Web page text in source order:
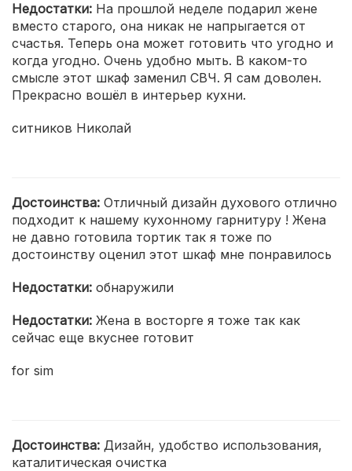
Недостатки: На прошлой неделе подарил жене
вместо старого, она никак не напрыгается от
счастья. Теперь она может готовить что угодно и
когда угодно. Очень удобно мыть. В каком-то
смысле этот шкаф заменил СВЧ. Я сам доволен.
Прекрасно вошёл в интерьер кухни.
ситников Николай
Достоинства: Отличный дизайн духового отлично
подходит к нашему кухонному гарнитуру ! Жена
не давно готовила тортик так я тоже по
достоинству оценил этот шкаф мне понравилось
Недостатки: обнаружили
Недостатки: Жена в восторге я тоже так как
сейчас еще вкуснее готовит
for sim
Достоинства: Дизайн, удобство использования,
каталитическая очистка